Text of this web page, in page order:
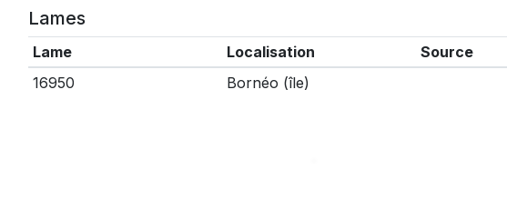
Lames
Lame Localisation Source
16950
Bornéo (île)